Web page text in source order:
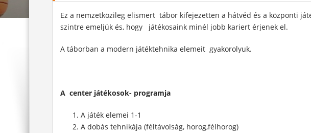
Ez a nemzetközileg elismert tábor kifejezetten a hátvéd és a központi
szintre emeljük és, hogy játékosaink minél jobb kariert érjenek el.
A táborban a modern játéktehnika elemeit gyakorolyuk.
A center játékosok- programja
A játék elemei 1-1
A dobás tehnikája (féltávolság, horog,félhorog)